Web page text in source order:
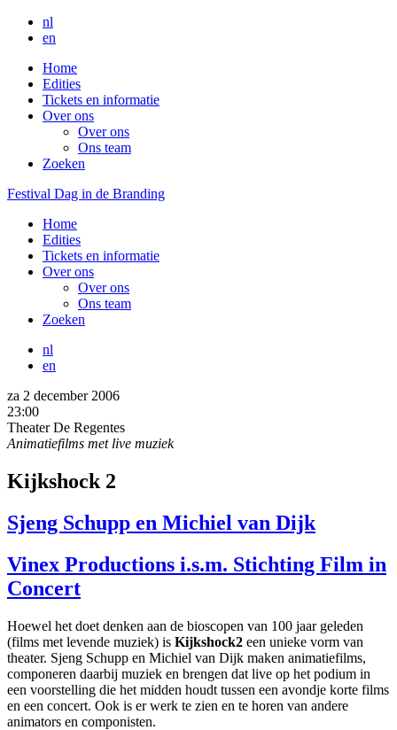
nl
en
Home
Edities
Tickets en informatie
Over ons
Over ons
Ons team
Zoeken
Festival Dag in de Branding
Home
Edities
Tickets en informatie
Over ons
Over ons
Ons team
Zoeken
nl
en
za 2 december 2006
23:00
Theater De Regentes
Animatiefilms met live muziek
Kijkshock 2
Sjeng Schupp en Michiel van Dijk
Vinex Productions i.s.m. Stichting Film in
Concert
Hoewel het doet denken aan de bioscopen van 100 jaar geleden
(films met levende muziek) is Kijkshock2 een unieke vorm van
theater. Sjeng Schupp en Michiel van Dijk maken animatiefilms,
componeren daarbij muziek en brengen dat live op het podium in
een voorstelling die het midden houdt tussen een avondje korte films
en een concert. Ook is er werk te zien en te horen van andere
animators en componisten.